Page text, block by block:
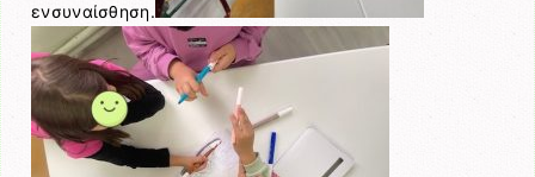
ενσυναίσθηση.